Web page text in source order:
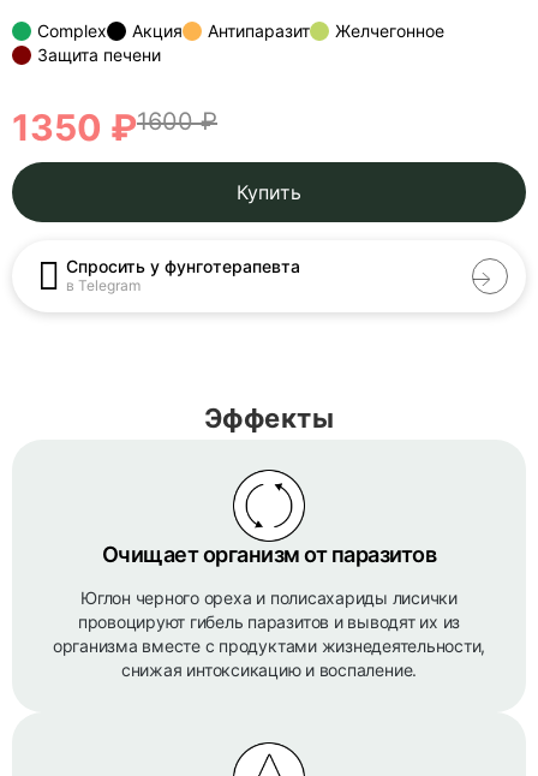
Complex Акция Антипаразит
Желчегонное
Защита печени
1350 ₽1600 ₽
Купить
Спросить у фунготерапевта
в Telegram
Эффекты
Очищает организм от паразитов
Юглон черного ореха и полисахариды лисички
провоцируют гибель паразитов и выводят их из
организма вместе с продуктами жизнедеятельности,
снижая интоксикацию и воспаление.